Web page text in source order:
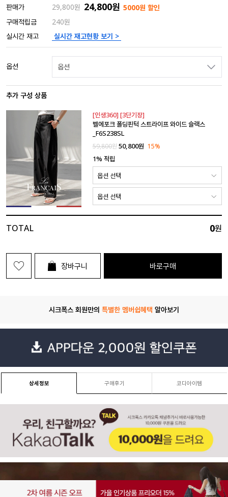
판매가 29,800원 24,800원 5000원 할인
구매적립금
240원
실시간 재고
실시간 재고현황 보기 >
옵션 옵션
추가 구성 상품
[인생360] [3단기장]
벨에포크 폴딩핀턱 스트라이프 와이드 슬랙스
_F6S238SL
59,800원 50,800원 15%
1% 적립
TOTAL 0원
장바구니 바로구매
시크폭스 회원만의 특별한 멤버쉽혜택 알아보기
상세정보 구매후기 코디아이템